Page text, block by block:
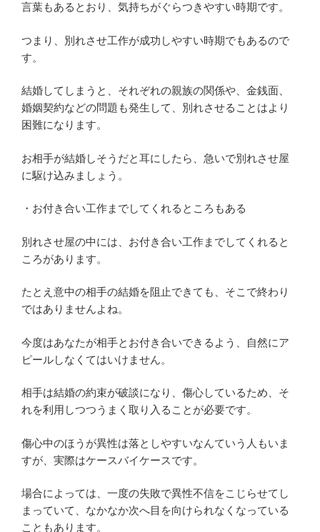
言葉もあるとおり、気持ちがぐらつきやすい時期です。
つまり、別れさせ工作が成功しやすい時期でもあるので
す。
結婚してしまうと、それぞれの親族の関係や、金銭面、
婚姻契約などの問題も発生して、別れさせることはより
困難になります。
お相手が結婚しそうだと耳にしたら、急いで別れさせ屋
に駆け込みましょう。
・お付き合い工作までしてくれるところもある
別れさせ屋の中には、お付き合い工作までしてくれると
ころがあります。
たとえ意中の相手の結婚を阻止できても、そこで終わり
ではありませんよね。
今度はあなたが相手とお付き合いできるよう、自然にア
ピールしなくてはいけません。
相手は結婚の約束が破談になり、傷心しているため、そ
れを利用しつつうまく取り入ることが必要です。
傷心中のほうが異性は落としやすいなんていう人もいま
すが、実際はケースバイケースです。
場合によっては、一度の失敗で異性不信をこじらせてし
まっていて、なかなか次へ目を向けられなくなっている
こともあります。